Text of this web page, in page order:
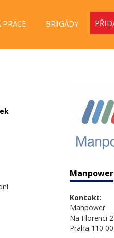
BRIGÁDY
Manpower
Kontakt:
Manpower
Na Florenci
Praha 110 00